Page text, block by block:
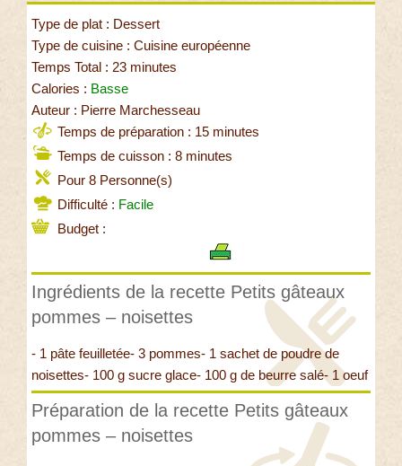
Type de plat : Dessert
Type de cuisine : Cuisine européenne
Temps Total : 23 minutes
Calories : Basse
Auteur : Pierre Marchesseau
Temps de préparation : 15 minutes
Temps de cuisson : 8 minutes
Pour 8 Personne(s)
Difficulté : Facile
Budget :
Ingrédients de la recette Petits gâteaux
pommes – noisettes
- 1 pâte feuilletée- 3 pommes- 1 sachet de poudre de
noisettes- 100 g sucre glace- 100 g de beurre salé- 1 oeuf
Préparation de la recette Petits gâteaux
pommes – noisettes